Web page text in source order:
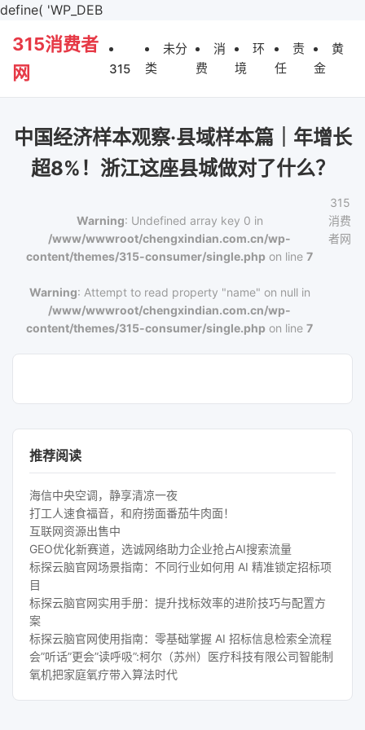
define( 'WP_DEB
315消费者
网
315
未分
类
消
费
环
境
责
任
黄
金
中国经济样本观察·县域样本篇｜年增长
超8%！浙江这座县城做对了什么？
Warning: Undefined array key 0 in
/www/wwwroot/chengxindian.com.cn/wp-
content/themes/315-consumer/single.php on line7
Warning: Attempt to read property "name" on null in
/www/wwwroot/chengxindian.com.cn/wp-
content/themes/315-consumer/single.php on line7
315
消费
者网
推荐阅读
海信中央空调，静享清凉一夜
打工人速食福音，和府捞面番茄牛肉面！
互联网资源出售中
GEO优化新赛道，选诚网络助力企业抢占AI搜索流量
标探云脑官网场景指南：不同行业如何用 AI 精准锁定招标项
目
标探云脑官网实用手册：提升找标效率的进阶技巧与配置方
案
标探云脑官网使用指南：零基础掌握 AI 招标信息检索全流程
会”听话”更会”读呼吸”:柯尔（苏州）医疗科技有限公司智能制
氧机把家庭氧疗带入算法时代